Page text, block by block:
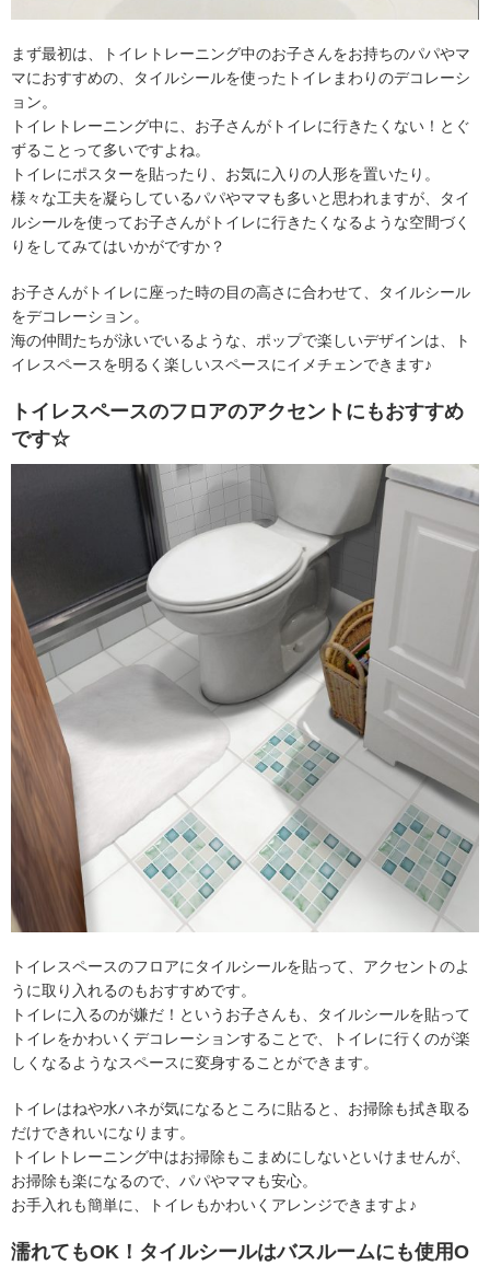
まず最初は、トイレトレーニング中のお子さんをお持ちのパパやマ
マにおすすめの、タイルシールを使ったトイレまわりのデコレーシ
ョン。
トイレトレーニング中に、お子さんがトイレに行きたくない！とぐ
ずることって多いですよね。
トイレにポスターを貼ったり、お気に入りの人形を置いたり。
様々な工夫を凝らしているパパやママも多いと思われますが、タイ
ルシールを使ってお子さんがトイレに行きたくなるような空間づく
りをしてみてはいかがですか？
お子さんがトイレに座った時の目の高さに合わせて、タイルシール
をデコレーション。
海の仲間たちが泳いでいるような、ポップで楽しいデザインは、ト
イレスペースを明るく楽しいスペースにイメチェンできます♪
トイレスペースのフロアのアクセントにもおすすめ
です☆
トイレスペースのフロアにタイルシールを貼って、アクセントのよ
うに取り入れるのもおすすめです。
トイレに入るのが嫌だ！というお子さんも、タイルシールを貼って
トイレをかわいくデコレーションすることで、トイレに行くのが楽
しくなるようなスペースに変身することができます。
トイレはねや水ハネが気になるところに貼ると、お掃除も拭き取る
だけできれいになります。
トイレトレーニング中はお掃除もこまめにしないといけませんが、
お掃除も楽になるので、パパやママも安心。
お手入れも簡単に、トイレもかわいくアレンジできますよ♪
濡れてもOK！タイルシールはバスルームにも使用O